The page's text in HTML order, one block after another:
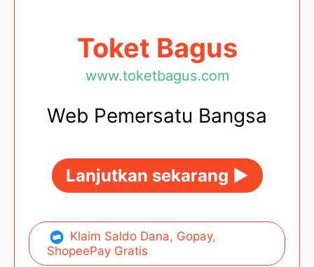
Toket Bagus
www.toketbagus.com
Web Pemersatu Bangsa
Lanjutkan sekarang ►
Klaim Saldo Dana, Gopay,
ShopeePay Gratis